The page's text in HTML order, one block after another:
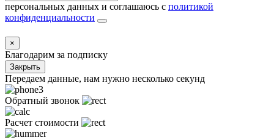
персональных данных и соглашаюсь с политикой
конфиденциальности
×
Благодарим за подписку
Закрыть
Передаем данные, нам нужно несколько секунд
Обратный звонок
Расчет стоимости